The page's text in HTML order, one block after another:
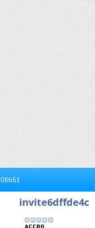
06h51
invite6dffde4c